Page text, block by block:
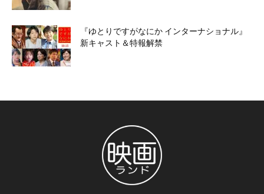
『ゆとりですがなにか インターナショナル』
新キャスト＆特報解禁